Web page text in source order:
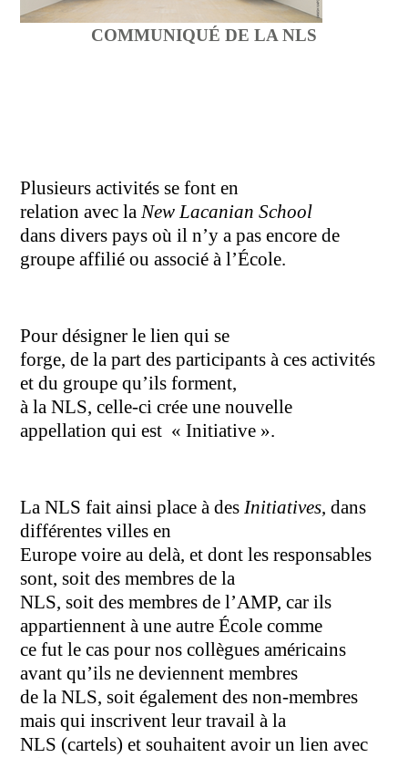
COMMUNIQUÉ DE LA NLS
Plusieurs activités se font en
relation avec laNew Lacanian School
dans divers pays où il n’y a pas encore de
groupe affilié ou associé à l’École.
Pour désigner le lien qui se
forge, de la part des participants à ces activités
et du groupe qu’ils forment,
à la NLS, celle-ci crée une nouvelle
appellation qui est « Initiative ».
La NLS fait ainsi place à desInitiatives, dans
différentes villes en
Europe voire au delà, et dont les responsables
sont, soit des membres de la
NLS, soit des membres de l’AMP, car ils
appartiennent à une autre École comme
ce fut le cas pour nos collègues américains
avant qu’ils ne deviennent membres
de la NLS, soit également des non-membres
mais qui inscrivent leur travail à la
NLS (cartels) et souhaitent avoir un lien avec